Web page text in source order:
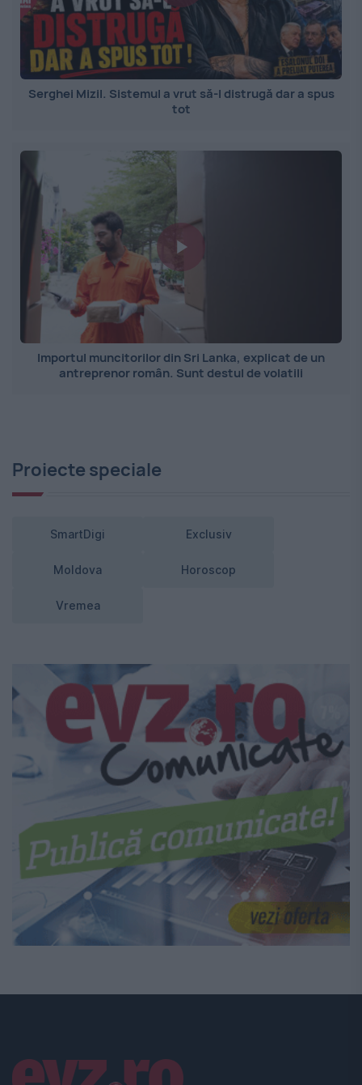
Serghei Mizil. Sistemul a vrut să-l distrugă dar a spus
tot
Importul muncitorilor din Sri Lanka, explicat de un
antreprenor român. Sunt destul de volatili
Proiecte speciale
SmartDigi Exclusiv
Moldova Horoscop
Vremea
Linkuri utile